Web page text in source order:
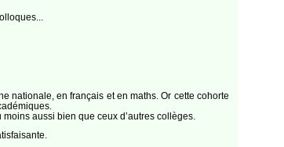
nationale, en français et en maths. Or cette cohorte
aussi bien que ceux d’autres collèges.